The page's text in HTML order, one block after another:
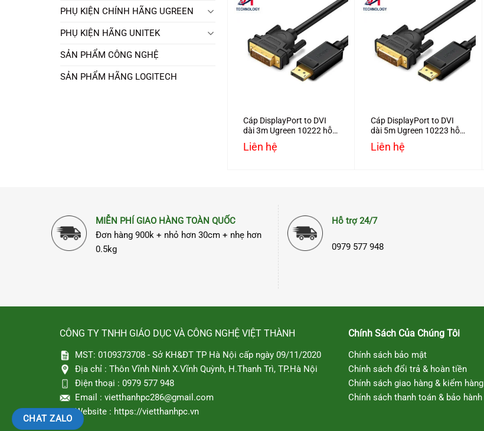
PHỤ KIỆN CHÍNH HÃNG UGREEN
PHỤ KIỆN HÃNG UNITEK
SẢN PHẨM CÔNG NGHỆ
SẢN PHẨM HÃNG LOGITECH
Cáp DisplayPort to DVI
dài 3m Ugreen 10222 hỗ
trợ Full HD1080
Liên hệ
Cáp DisplayPort to DVI
dài 5m Ugreen 10223 hỗ
trợ Full HD1080
Liên hệ
MIỄN PHÍ GIAO HÀNG TOÀN QUỐC
Đơn hàng 900k + nhỏ hơn 30cm + nhẹ hơn
0.5kg
Hỗ trợ 24/7
0979 577 948
CÔNG TY TNHH GIÁO DỤC VÀ CÔNG NGHỆ VIỆT THÀNH
MST: 0109373708 - Sở KH&ĐT TP Hà Nội cấp ngày 09/11/2020
Địa chỉ : Thôn Vĩnh Ninh X.Vĩnh Quỳnh, H.Thanh Trì, TP.Hà Nội
Điện thoại : 0979 577 948
Email : vietthanhpc286@gmail.com
Website : https://vietthanhpc.vn
Chính Sách Của Chúng Tôi
Chính sách bảo mật
Chính sách đổi trả & hoàn tiền
Chính sách giao hàng & kiểm hàng
Chính sách thanh toán & bảo hành
CHAT ZALO